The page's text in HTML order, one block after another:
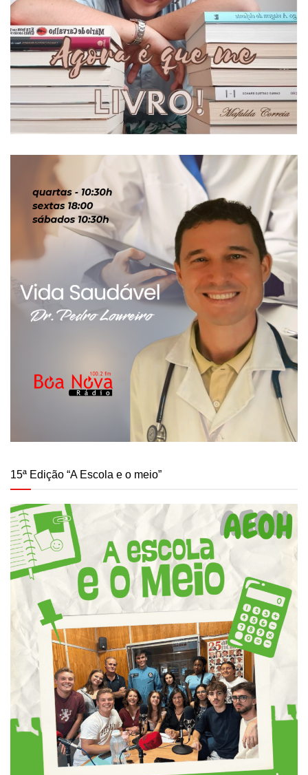
15ª Edição “A Escola e o meio”